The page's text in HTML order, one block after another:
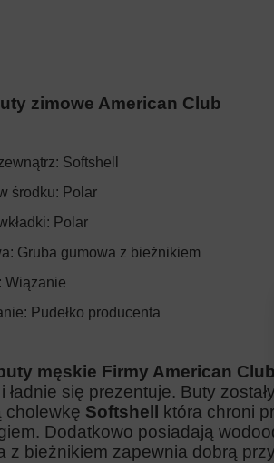
zimowe American Club
Softshell
środku: Polar
Polar
Gruba gumowa z bieżnikiem
Wiązanie
Pudełko producenta
męskie Firmy American Club
ładnie się prezentuje. Buty
cholewkę Softshell która chroni
Dodatkowo posiadają
z bieżnikiem zapewnia dobrą